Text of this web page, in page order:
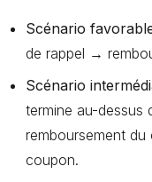
Scénario
de rappel →
Scénario
termine au-dessus
remboursement
coupon.